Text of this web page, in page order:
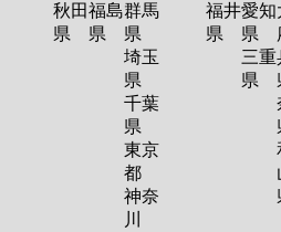
秋田
県
福島
県
群馬
県
埼玉
県
千葉
県
東京
都
神奈
川
福井
県
愛知
県
三重
県